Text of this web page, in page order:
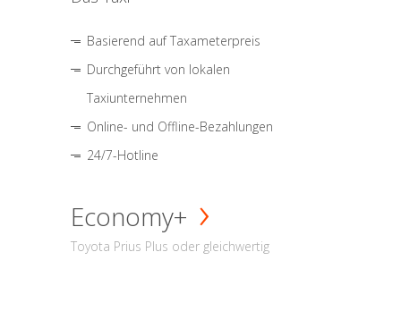
Basierend auf Taxameterpreis
Durchgeführt von lokalen
Taxiunternehmen
Online- und Offline-Bezahlungen
24/7-Hotline
Economy+
Toyota Prius Plus oder gleichwertig